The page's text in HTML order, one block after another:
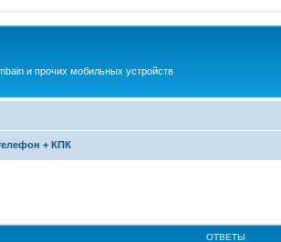
и прочих мобильных устройств
+ КПК
ОТВЕТЫ